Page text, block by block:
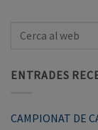
ENTRADES
CAMPIONAT DE